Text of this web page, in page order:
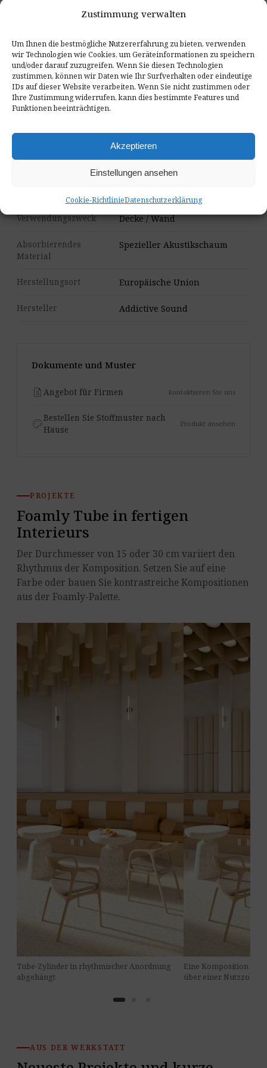
Zustimmung verwalten
Um Ihnen die bestmögliche Nutzererfahrung zu bieten, verwenden
wir Technologien wie Cookies, um Geräteinformationen zu speichern
und/oder darauf zuzugreifen. Wenn Sie diesen Technologien
zustimmen, können wir Daten wie Ihr Surfverhalten oder eindeutige
IDs auf dieser Website verarbeiten. Wenn Sie nicht zustimmen oder
Ihre Zustimmung widerrufen, kann dies bestimmte Features und
Funktionen beeinträchtigen.
Akzeptieren
Einstellungen ansehen
Cookie-RichtlinieDatenschutzerklärung
Das Paneel ist leicht - die Montage erledigen Sie selbst in
SPEZIFIKATION
Technische Parameter
Montagekleber (nicht im
Lieferumfang) /
Selbstklebeband (optional
Verwendungszweck Decke / Wand
Absorbierendes
Material
Spezieller Akustikschaum
Herstellungsort Europäische Union
Hersteller Addictive Sound
Dokumente und Muster
request_quote Angebot für Firmen kontaktieren Sie uns
paletteBestellen Sie Stoffmuster nach
Hause
Produkt ansehen
PROJEKTE
Foamly Tube in fertigen
Interieurs
Der Durchmesser von 15 oder 30 cm variiert den
Rhythmus der Komposition. Setzen Sie auf eine
Farbe oder bauen Sie kontrastreiche Kompositionen
aus der Foamly-Palette.
Tube-Zylinder in rhythmischer Anordnung
abgehängt
Eine Komposition der
über einer Nutzzone
AUS DER WERKSTATT